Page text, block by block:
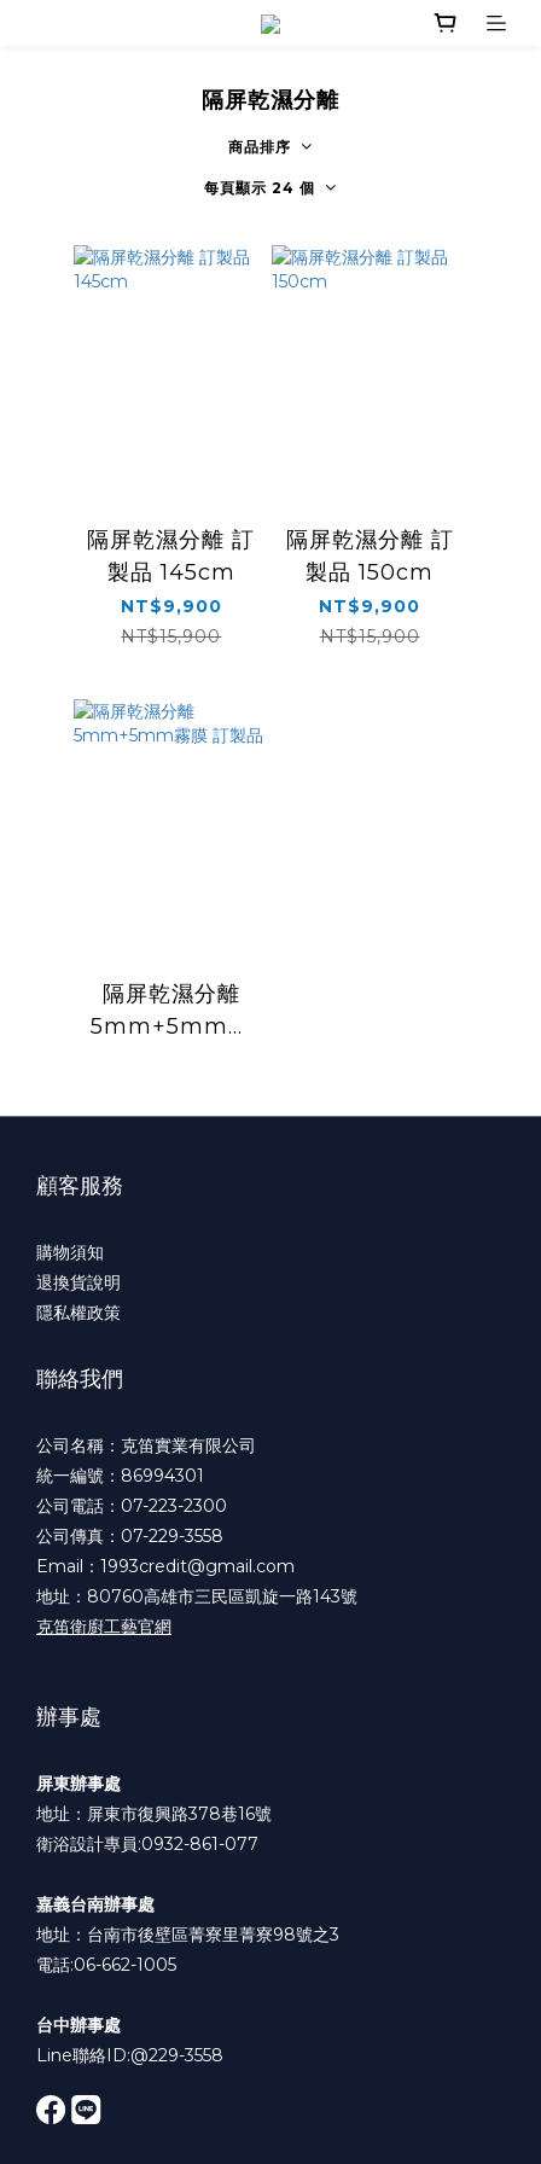
隔屏乾濕分離
商品排序
每頁顯示 24 個
隔屏乾濕分離 訂
製品 145cm
NT$9,900
NT$15,900
隔屏乾濕分離 訂
製品 150cm
NT$9,900
NT$15,900
隔屏乾濕分離
5mm+5mm霧
顧客服務
購物須知
退換貨說明
隱私權政策
聯絡我們
公司名稱：克笛實業有限公司
統一編號：86994301
公司電話：07-223-2300
公司傳真：07-229-3558
Email：1993credit@gmail.com
地址：80760高雄市三民區凱旋一路143號
克笛衛廚工藝官網
辦事處
屏東辦事處
地址：屏東市復興路378巷16號
衛浴設計專員:0932-861-077
嘉義台南辦事處
地址：台南市後壁區菁寮里菁寮98號之3
電話:06-662-1005
台中辦事處
Line聯絡ID:@229-3558